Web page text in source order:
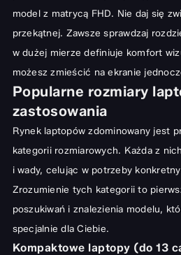
model z matrycą FHD. Nie daj się
przekątnej. Zawsze sprawdzaj
w dużej mierze definiuje komfort
możesz zmieścić na ekranie
Popularne rozmiary
zastosowania
Rynek laptopów zdominowany jest
kategorii rozmiarowych. Każda z
i wady, celując w potrzeby
Zrozumienie tych kategorii to
poszukiwań i znalezienia modelu,
specjalnie dla Ciebie.
Kompaktowe laptopy (do 13